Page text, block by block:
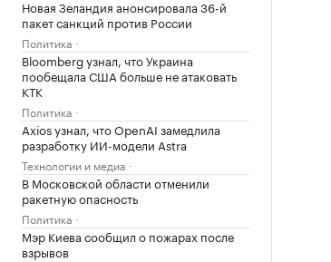
Новая Зеландия анонсировала 36-й
пакет санкций против России
Политика
Bloomberg узнал, что Украина
пообещала США больше не атаковать
КТК
Политика
Axios узнал, что OpenAI замедлила
разработку ИИ-модели Astra
Технологии и медиа
В Московской области отменили
ракетную опасность
Политика
Мэр Киева сообщил о пожарах после
взрывов